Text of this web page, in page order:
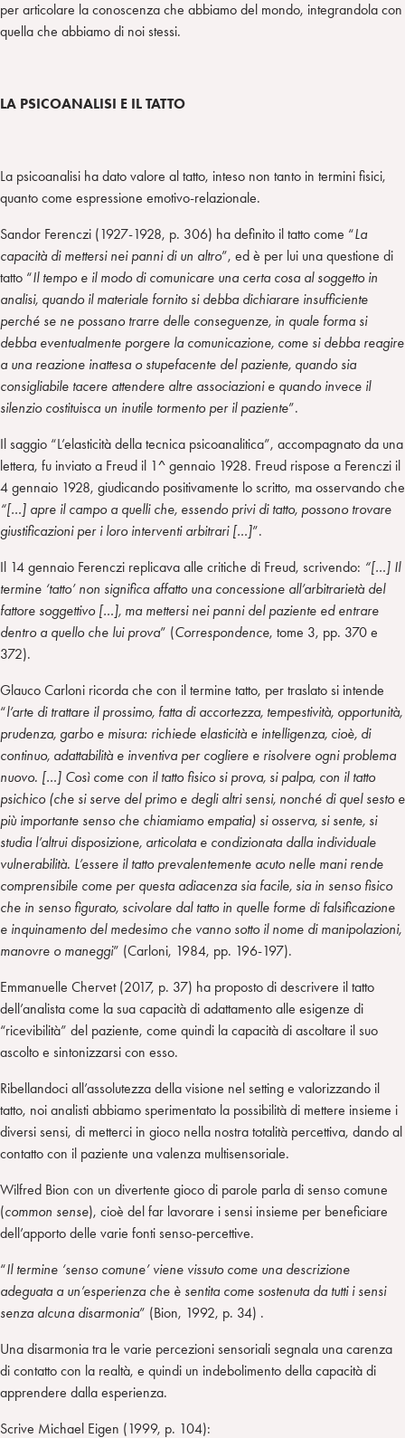
per articolare la conoscenza che abbiamo del mondo, integrandola con
quella che abbiamo di noi stessi.
LA PSICOANALISI E IL TATTO
La psicoanalisi ha dato valore al tatto, inteso non tanto in termini fisici,
quanto come espressione emotivo-relazionale.
Sandor Ferenczi (1927-1928, p. 306) ha definito il tatto come “La
capacità di mettersi nei panni di un altro”, ed è per lui una questione di
tatto “Il tempo e il modo di comunicare una certa cosa al soggetto in
analisi, quando il materiale fornito si debba dichiarare insufficiente
perché se ne possano trarre delle conseguenze, in quale forma si
debba eventualmente porgere la comunicazione, come si debba reagire
a una reazione inattesa o stupefacente del paziente, quando sia
consigliabile tacere attendere altre associazioni e quando invece il
silenzio costituisca un inutile tormento per il paziente”.
Il saggio “L’elasticità della tecnica psicoanalitica”, accompagnato da una
lettera, fu inviato a Freud il 1^ gennaio 1928. Freud rispose a Ferenczi il
4 gennaio 1928, giudicando positivamente lo scritto, ma osservando che
“[…] apre il campo a quelli che, essendo privi di tatto, possono trovare
giustificazioni per i loro interventi arbitrari […]”.
Il 14 gennaio Ferenczi replicava alle critiche di Freud, scrivendo: “[…] Il
termine ‘tatto’ non significa affatto una concessione all’arbitrarietà del
fattore soggettivo […], ma mettersi nei panni del paziente ed entrare
dentro a quello che lui prova” (Correspondence, tome 3, pp. 370 e
372).
Glauco Carloni ricorda che con il termine tatto, per traslato si intende
“l’arte di trattare il prossimo, fatta di accortezza, tempestività, opportunità,
prudenza, garbo e misura: richiede elasticità e intelligenza, cioè, di
continuo, adattabilità e inventiva per cogliere e risolvere ogni problema
nuovo. […] Così come con il tatto fisico si prova, si palpa, con il tatto
psichico (che si serve del primo e degli altri sensi, nonché di quel sesto e
più importante senso che chiamiamo empatia) si osserva, si sente, si
studia l’altrui disposizione, articolata e condizionata dalla individuale
vulnerabilità. L’essere il tatto prevalentemente acuto nelle mani rende
comprensibile come per questa adiacenza sia facile, sia in senso fisico
che in senso figurato, scivolare dal tatto in quelle forme di falsificazione
e inquinamento del medesimo che vanno sotto il nome di manipolazioni,
manovre o maneggi” (Carloni, 1984, pp. 196-197).
Emmanuelle Chervet (2017, p. 37) ha proposto di descrivere il tatto
dell’analista come la sua capacità di adattamento alle esigenze di
“ricevibilità” del paziente, come quindi la capacità di ascoltare il suo
ascolto e sintonizzarsi con esso.
Ribellandoci all’assolutezza della visione nel setting e valorizzando il
tatto, noi analisti abbiamo sperimentato la possibilità di mettere insieme i
diversi sensi, di metterci in gioco nella nostra totalità percettiva, dando al
contatto con il paziente una valenza multisensoriale.
Wilfred Bion con un divertente gioco di parole parla di senso comune
(common sense), cioè del far lavorare i sensi insieme per beneficiare
dell’apporto delle varie fonti senso-percettive.
“Il termine ‘senso comune’ viene vissuto come una descrizione
adeguata a un’esperienza che è sentita come sostenuta da tutti i sensi
senza alcuna disarmonia” (Bion, 1992, p. 34) .
Una disarmonia tra le varie percezioni sensoriali segnala una carenza
di contatto con la realtà, e quindi un indebolimento della capacità di
apprendere dalla esperienza.
Scrive Michael Eigen (1999, p. 104):